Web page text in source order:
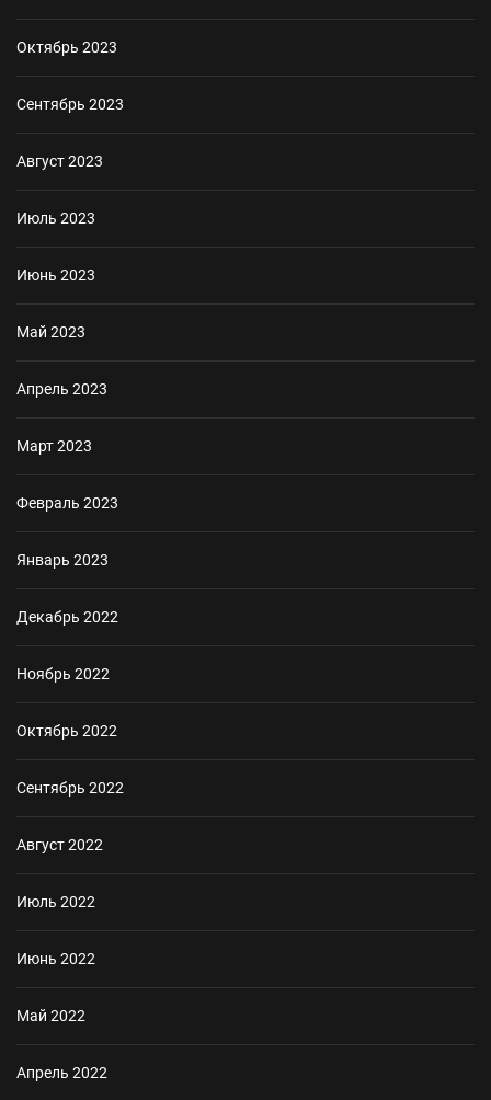
Октябрь 2023
Сентябрь 2023
Август 2023
Июль 2023
Июнь 2023
Май 2023
Апрель 2023
Март 2023
Февраль 2023
Январь 2023
Декабрь 2022
Ноябрь 2022
Октябрь 2022
Сентябрь 2022
Август 2022
Июль 2022
Июнь 2022
Май 2022
Апрель 2022